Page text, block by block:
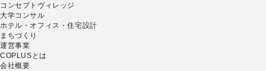
コンセプトヴィレッジ
大学コンサル
ホテル・オフィス・住宅設計
まちづくり
運営事業
COPLUSとは
会社概要